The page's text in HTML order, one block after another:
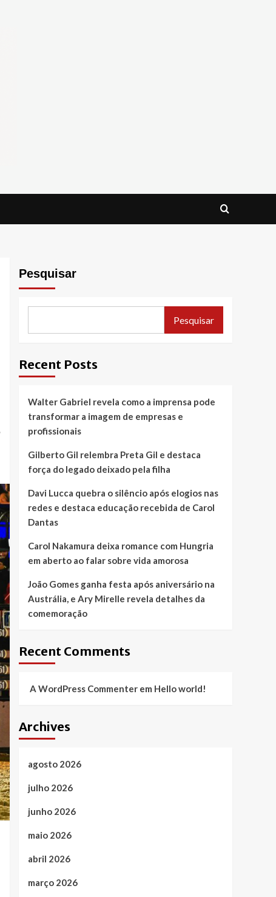
Pesquisar
Pesquisar
Recent Posts
Walter Gabriel revela como a imprensa pode
transformar a imagem de empresas e
profissionais
Gilberto Gil relembra Preta Gil e destaca
força do legado deixado pela filha
Davi Lucca quebra o silêncio após elogios nas
redes e destaca educação recebida de Carol
Dantas
Carol Nakamura deixa romance com Hungria
em aberto ao falar sobre vida amorosa
João Gomes ganha festa após aniversário na
Austrália, e Ary Mirelle revela detalhes da
comemoração
Recent Comments
A WordPress Commenterem Hello world!
Archives
agosto 2026
julho 2026
junho 2026
maio 2026
abril 2026
março 2026